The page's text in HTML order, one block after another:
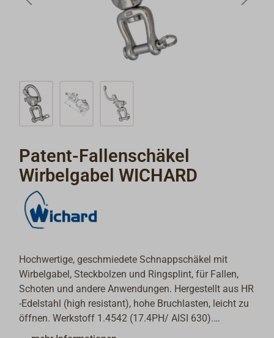
Patent-Fallenschäkel
Wirbelgabel WICHARD
Hochwertige, geschmiedete Schnappschäkel mit
Wirbelgabel, Steckbolzen und Ringsplint, für Fallen,
Schoten und andere Anwendungen. Hergestellt aus HR
-Edelstahl (high resistant), hohe Bruchlasten, leicht zu
öffnen. Werkstoff 1.4542 (17.4PH/ AISI 630).